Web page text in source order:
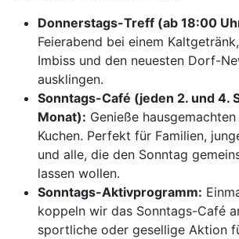
Donnerstags-Treff (ab 18:00
Feierabend bei einem
Imbiss und den neuesten Dorf-
ausklingen.
Sonntags-Café (jeden 2. und 4.
Monat): Genieße
Kuchen. Perfekt für Familien,
und alle, die den Sonntag
lassen wollen.
Sonntags-Aktivprogramm:
koppeln wir das Sonntags-Café
sportliche oder gesellige Aktion